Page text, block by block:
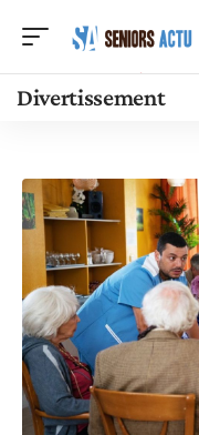
Divertissement